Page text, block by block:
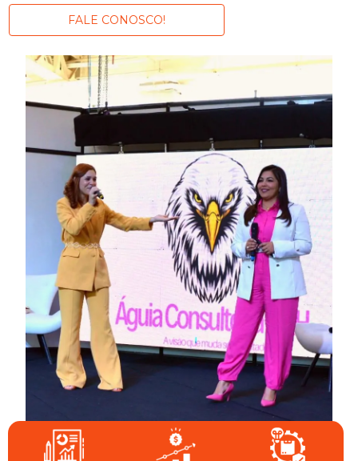
FALE CONOSCO!